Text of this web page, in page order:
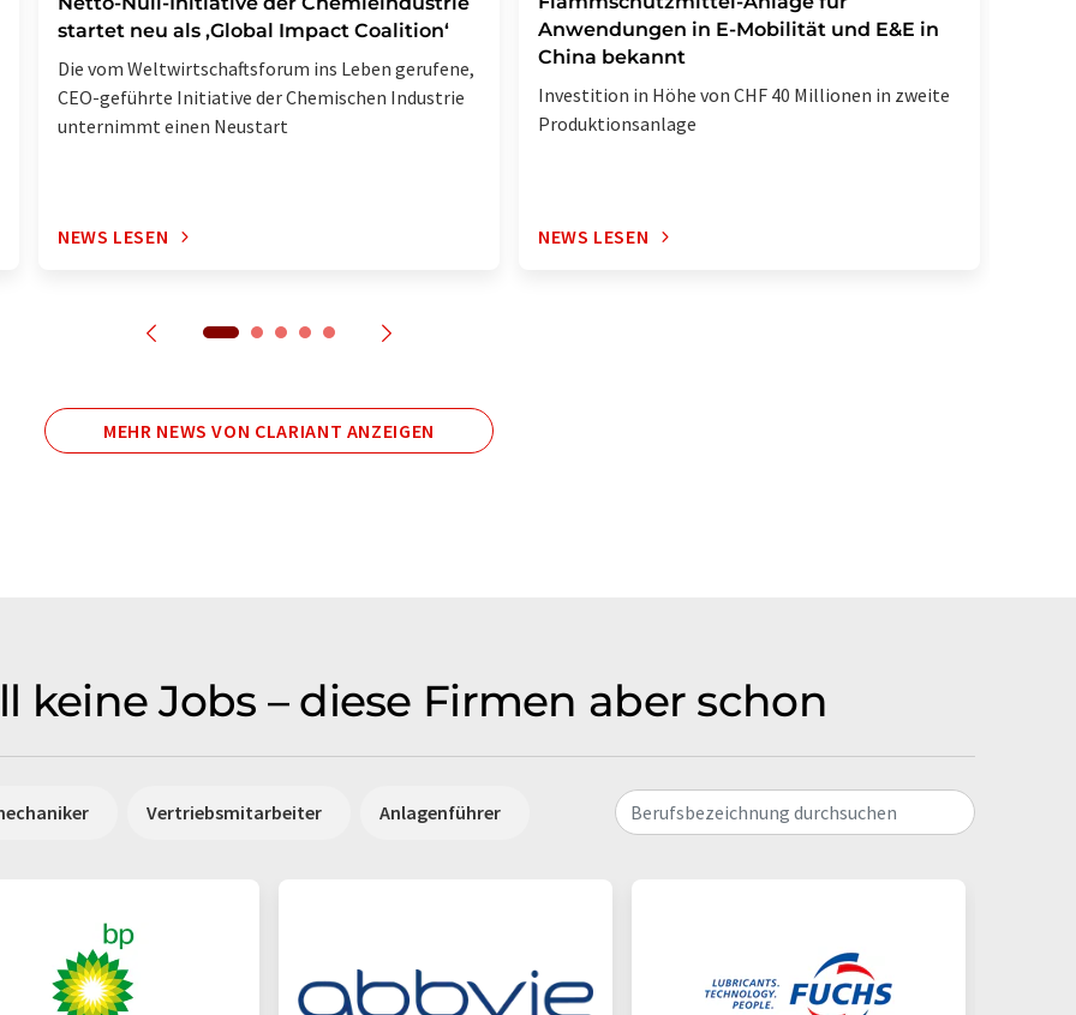
startet neu als ‚Global Impact Coalition‘
Die vom Weltwirtschaftsforum ins Leben gerufene,
CEO-geführte Initiative der Chemischen Industrie
unternimmt einen Neustart
NEWS LESEN
Anwendungen in E-Mobilität und E&E in
China bekannt
Investition in Höhe von CHF 40 Millionen in zweite
Produktionsanlage
NEWS LESEN
MEHR NEWS VON CLARIANT ANZEIGEN
keine Jobs – diese Firmen aber schon
Vertriebsmitarbeiter Anlagenführer Berufsbezeichnung durchsuchen